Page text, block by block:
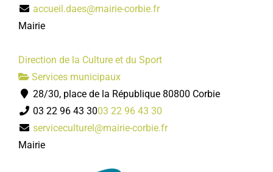
accueil.daes@mairie-corbie.fr
Mairie
Direction de la Culture et du Sport
Services municipaux
28/30, place de la République 80800 Corbie
03 22 96 43 3003 22 96 43 30
serviceculturel@mairie-corbie.fr
Mairie